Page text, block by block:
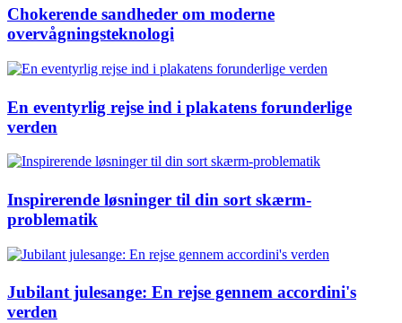
Chokerende sandheder om moderne
overvågningsteknologi
En eventyrlig rejse ind i plakatens forunderlige
verden
Inspirerende løsninger til din sort skærm-
problematik
Jubilant julesange: En rejse gennem accordini's
verden